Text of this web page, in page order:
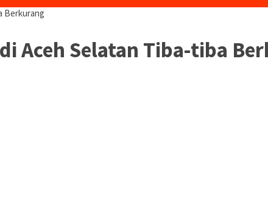
Berkurang
Aceh Selatan Tiba-tiba